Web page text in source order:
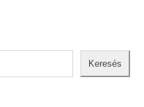
Keresés